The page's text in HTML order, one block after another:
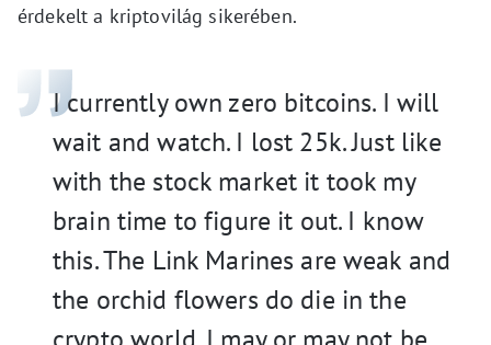
érdekelt a kriptovilág sikerében.
I currently own zero bitcoins. I will
wait and watch. I lost 25k. Just like
with the stock market it took my
brain time to figure it out. I know
this. The Link Marines are weak and
the orchid flowers do die in the